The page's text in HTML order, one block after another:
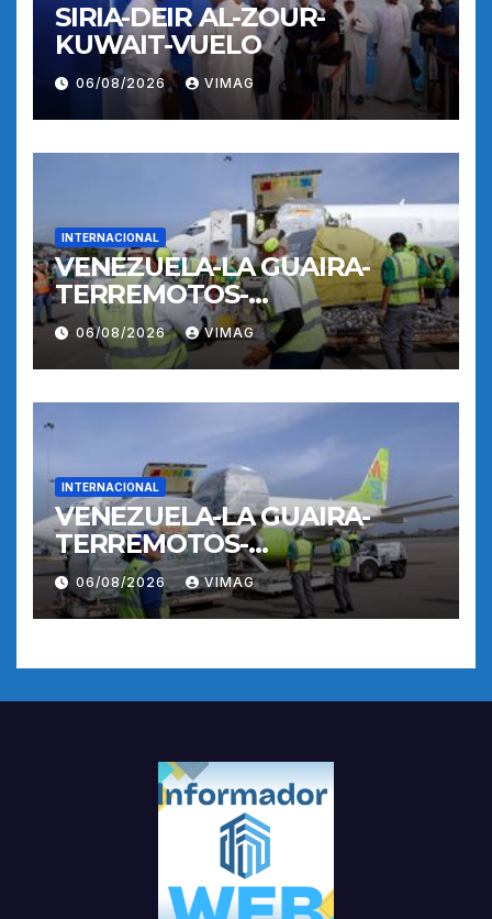
SIRIA-DEIR AL-ZOUR-
KUWAIT-VUELO
06/08/2026 VIMAG
INTERNACIONAL
VENEZUELA-LA GUAIRA-
TERREMOTOS-
OPERACIONES AEREAS
06/08/2026 VIMAG
INTERNACIONAL
VENEZUELA-LA GUAIRA-
TERREMOTOS-
OPERACIONES AEREAS
06/08/2026 VIMAG